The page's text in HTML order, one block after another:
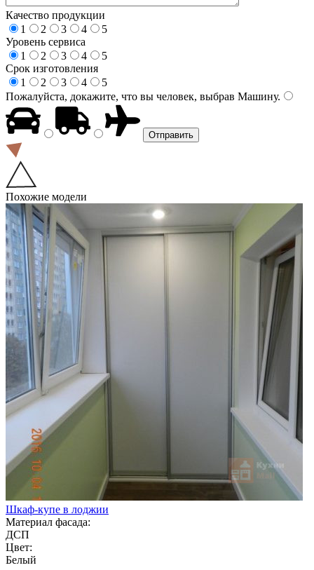
Качество продукции
1
2 3 4
5
Уровень сервиса
1
2 3 4
5
Срок изготовления
1
2 3 4
5
Пожалуйста, докажите, что вы человек, выбрав Машину.
Похожие модели
Шкаф-купе в лоджии
Материал фасада:
ДСП
Цвет:
Белый